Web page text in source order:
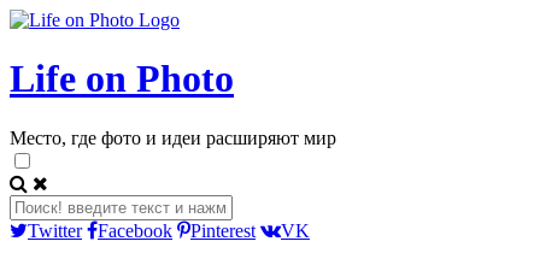
Life on Photo
Место, где фото и идеи расширяют мир
Twitter Facebook Pinterest
VK